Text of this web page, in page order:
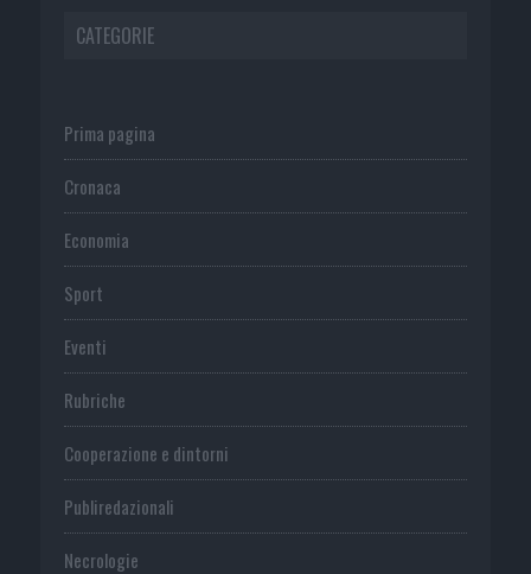
CATEGORIE
Prima pagina
Cronaca
Economia
Sport
Eventi
Rubriche
Cooperazione e dintorni
Publiredazionali
Necrologie